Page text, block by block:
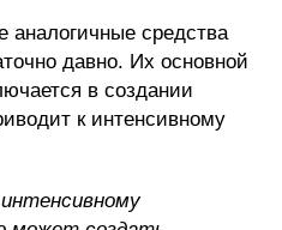
средства
давно. Их основной
в создании
к интенсивному